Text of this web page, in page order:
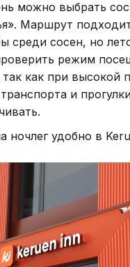
можно выбрать
Маршрут
среди сосен, но
режим
как при высокой
и
ночлег удобно в